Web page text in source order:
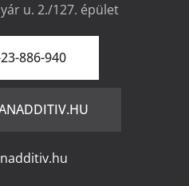
u. 2./127. épület
886-940